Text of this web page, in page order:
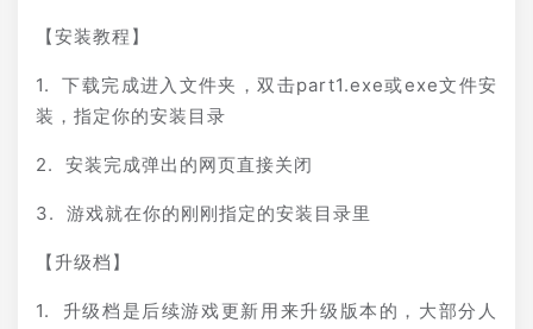
【安装教程】
1. 下载完成进入文件夹，双击part1.exe或exe文件安
装，指定你的安装目录
2. 安装完成弹出的网页直接关闭
3. 游戏就在你的刚刚指定的安装目录里
【升级档】
1. 升级档是后续游戏更新用来升级版本的，大部分人